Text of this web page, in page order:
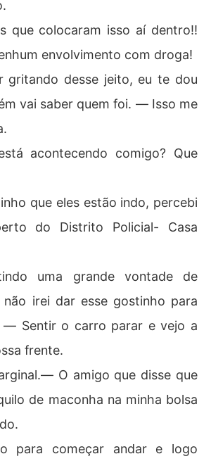
que colocaram isso aí dentro!!
envolvimento com droga!
gritando desse jeito, eu te dou
vai saber quem foi. ― Isso me
acontecendo comigo? Que
que eles estão indo, percebi
do Distrito Policial- Casa
uma grande vontade de
irei dar esse gostinho para
― Sentir o carro parar e vejo a
frente.
O amigo que disse que
de maconha na minha bolsa
para começar andar e logo